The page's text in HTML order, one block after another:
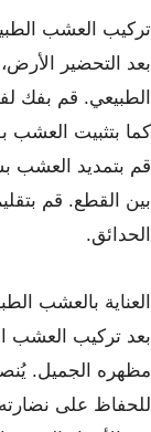
تركيب العشب
بعد التحضير
الطبيعي. قم بفك
كما بتثبيت العشب
قم بتمديد العشب
بين القطع. قم
الحدائق.
العناية بالعشب
بعد تركيب العشب
مظهره الجميل.
للحفاظ على